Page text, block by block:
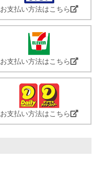
お支払い方法はこちら
お支払い方法はこちら
お支払い方法はこちら